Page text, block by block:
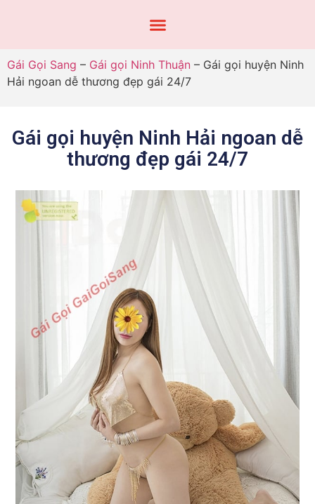
Gái Gọi Sang – Gái gọi Ninh Thuận – Gái gọi huyện Ninh
Hải ngoan dễ thương đẹp gái 24/7
Gái gọi huyện Ninh Hải ngoan dễ
thương đẹp gái 24/7